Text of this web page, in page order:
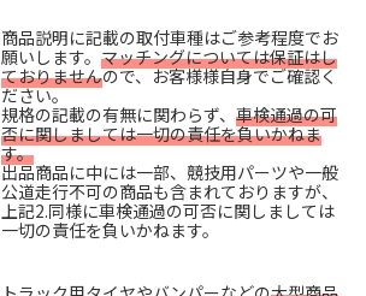
商品説明に記載の取付車種はご参考程度でお
願いします。 マッチングについては保証はし
ておりませんので、お客様様自身でご確認く
ださい。
規格の記載の有無に関わらず、 車検通過の可
否に関しましては一切の責任を負いかねま
す。
出品商品に中には一部、競技用パーツや一般
公道走行不可の商品も含まれておりますが、
上記2.同様に車検通過の可否に関しましては
一切の責任を負いかねます。